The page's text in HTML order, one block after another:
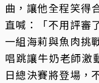
曲，讓他全程笑得
直喊：「不用評審
一組海莉與魚肉挑
唱跳讓牛奶老師激
日總決賽將登場，